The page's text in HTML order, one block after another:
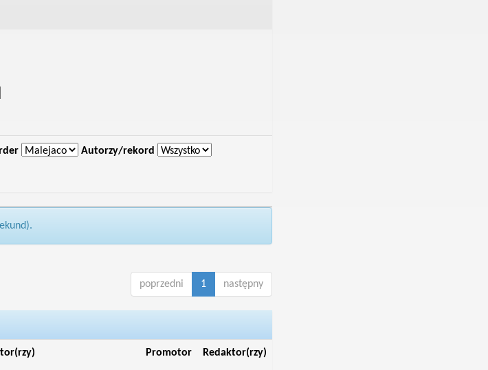
Autorzy/rekord
poprzedni 1 następny
Promotor Redaktor(rzy)